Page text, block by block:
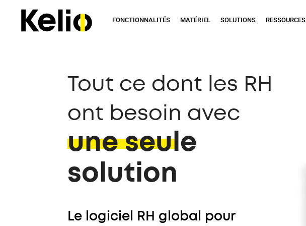
contenu
FONCTIONNALITÉS MATÉRIEL SOLUTIONS RESSOURCES
Tout ce dont les RH
ont besoin avec
une seule
solution
Le logiciel RH global pour